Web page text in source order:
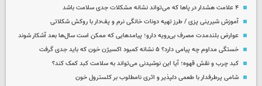
۴ علامت هشدار در پاها که می‌تواند نشانه مشکلات جدی سلامت باشد
آموزش شیرینی پزی / طرز تهیه دونات خانگی نرم و پف‌دار با روکش شکلاتی
عوارض بلندمدت مصرف بی‌رویه دارو؛ پیامدهایی که ممکن است سال‌ها بعد آشکار شوند
خستگی مداوم چه پیامی دارد؟ ۵ نشانه کمبود اکسیژن خون که باید جدی گرفت
کبد چرب و نقش قهوه؛ آیا این نوشیدنی می‌تواند به سلامت کبد کمک کند؟
شامی پرطرفدار با طعمی دلپذیر و اثری نامطلوب بر کلسترول خون